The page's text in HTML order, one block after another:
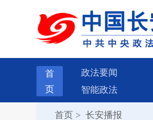
首
页
政法要闻
智能政法
首页 > 长安播报